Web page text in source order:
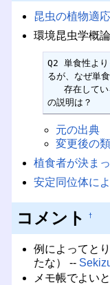
昆虫の植物適
環境昆虫学
Q2 単食性より
るが、なぜ単
   存在しているのか。メリットーデメリットの観点で
の説明は？
元の出典
変更後の
植食者が決ま
安定同位体に
コメント †
例によってと
たな） --
メモ帳でよい